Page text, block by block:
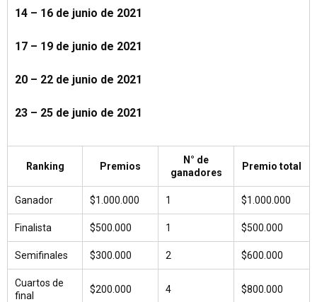
14 – 16 de junio de 2021
17 – 19 de junio de 2021
20 – 22 de junio de 2021
23 – 25 de junio de 2021
Ranking Premios
N° de
ganadores
Premio total
Ganador $1.000.000 1 $1.000.000
Finalista $500.000 1 $500.000
Semifinales $300.000 2 $600.000
Cuartos de
final
$200.000 4 $800.000